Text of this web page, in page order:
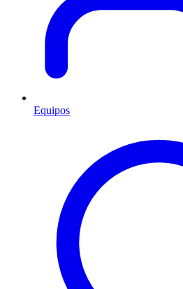
Equipos